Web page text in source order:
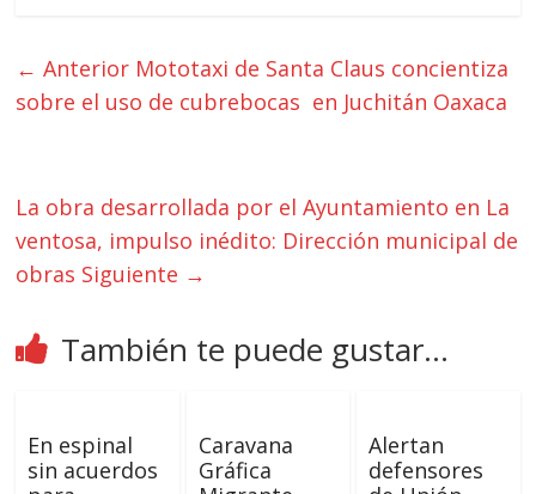
← Anterior Mototaxi de Santa Claus concientiza
sobre el uso de cubrebocas en Juchitán Oaxaca
La obra desarrollada por el Ayuntamiento en La
ventosa, impulso inédito: Dirección municipal de
obras Siguiente →
También te puede gustar...
En espinal
sin acuerdos
Caravana
Gráfica
Alertan
defensores